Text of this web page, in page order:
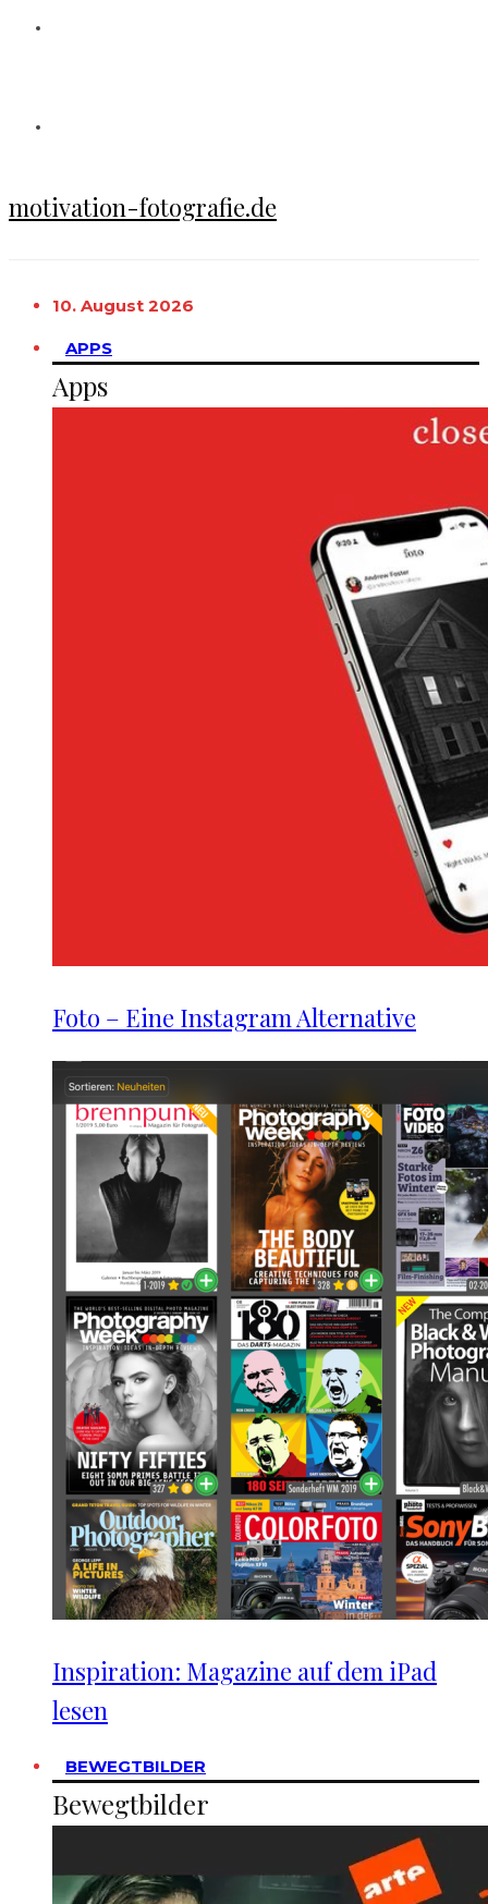
motivation-fotografie.de
10. August 2026
APPS
Apps
Foto – Eine Instagram Alternative
Inspiration: Magazine auf dem iPad
lesen
BEWEGTBILDER
Bewegtbilder